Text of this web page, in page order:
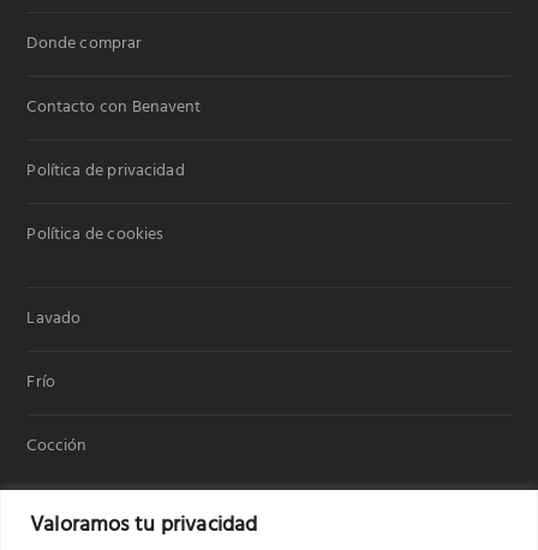
Valoramos tu privacidad
Donde comprar
Contacto con Benavent
Política de privacidad
Política de cookies
Lavado
Frío
Cocción